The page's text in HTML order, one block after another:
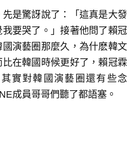
是驚訝說了：「這真是大發
我要哭了。」接著他問了賴冠
演藝圈那麼久，為什麽韓文
在韓國時候更好了，賴冠霖
實對韓國演藝圈還有些念
成員哥哥們聽了都語塞。